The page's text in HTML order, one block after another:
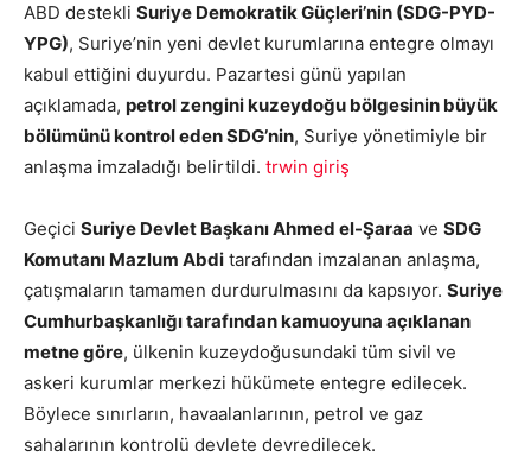
ABD destekli Suriye Demokratik Güçleri’nin (SDG-PYD-
YPG), Suriye’nin yeni devlet kurumlarına entegre olmayı
kabul ettiğini duyurdu. Pazartesi günü yapılan
açıklamada, petrol zengini kuzeydoğu bölgesinin büyük
bölümünü kontrol eden SDG’nin, Suriye yönetimiyle bir
anlaşma imzaladığı belirtildi. trwin giriş
Geçici Suriye Devlet Başkanı Ahmed el-Şaraa ve SDG
Komutanı Mazlum Abdi tarafından imzalanan anlaşma,
çatışmaların tamamen durdurulmasını da kapsıyor. Suriye
Cumhurbaşkanlığı tarafından kamuoyuna açıklanan
metne göre, ülkenin kuzeydoğusundaki tüm sivil ve
askeri kurumlar merkezi hükümete entegre edilecek.
Böylece sınırların, havaalanlarının, petrol ve gaz
sahalarının kontrolü devlete devredilecek.